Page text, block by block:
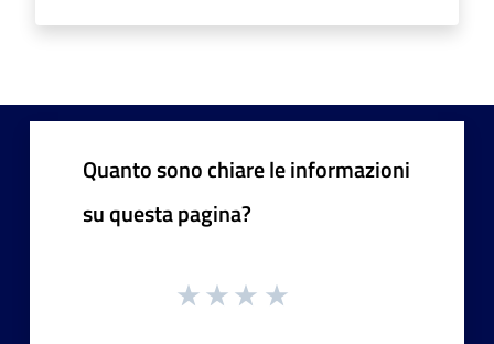
Quanto sono chiare le informazioni
su questa pagina?